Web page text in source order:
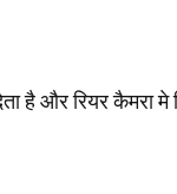
रियर कैमरा